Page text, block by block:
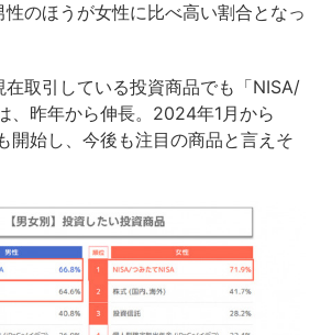
のほうが女性に比べ高い割合となっ
在取引している投資商品でも「NISA/
、昨年から伸長。2024年1月から
開始し、今後も注目の商品と言えそ